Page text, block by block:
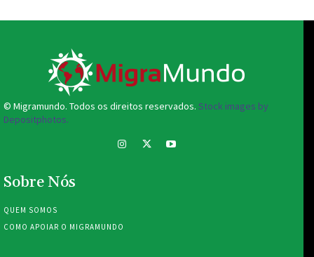
© Migramundo. Todos os direitos reservados. Stock images by
Depositphotos.
Sobre Nós
QUEM SOMOS
COMO APOIAR O MIGRAMUNDO